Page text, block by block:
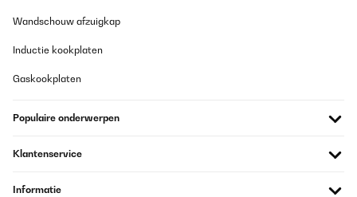
Wandschouw afzuigkap
Inductie kookplaten
Gaskookplaten
Populaire onderwerpen
Klantenservice
Informatie